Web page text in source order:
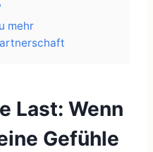
mehr
Last: Wenn
Gefühle